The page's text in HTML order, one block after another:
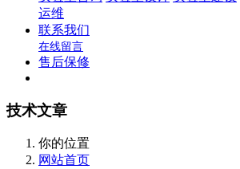
运维
联系我们
在线留言
售后保修
技术文章
你的位置
网站首页